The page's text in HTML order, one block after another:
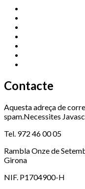
Contacte
Aquesta adreça de
spam.Necessites
Tel. 972 46 00 05
Rambla Onze de
Girona
NIF. P1704900-H